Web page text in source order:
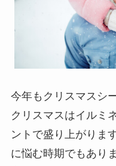
今年もクリスマスシ
クリスマスはイルミ
ントで盛り上がりま
に悩む時期でもあり